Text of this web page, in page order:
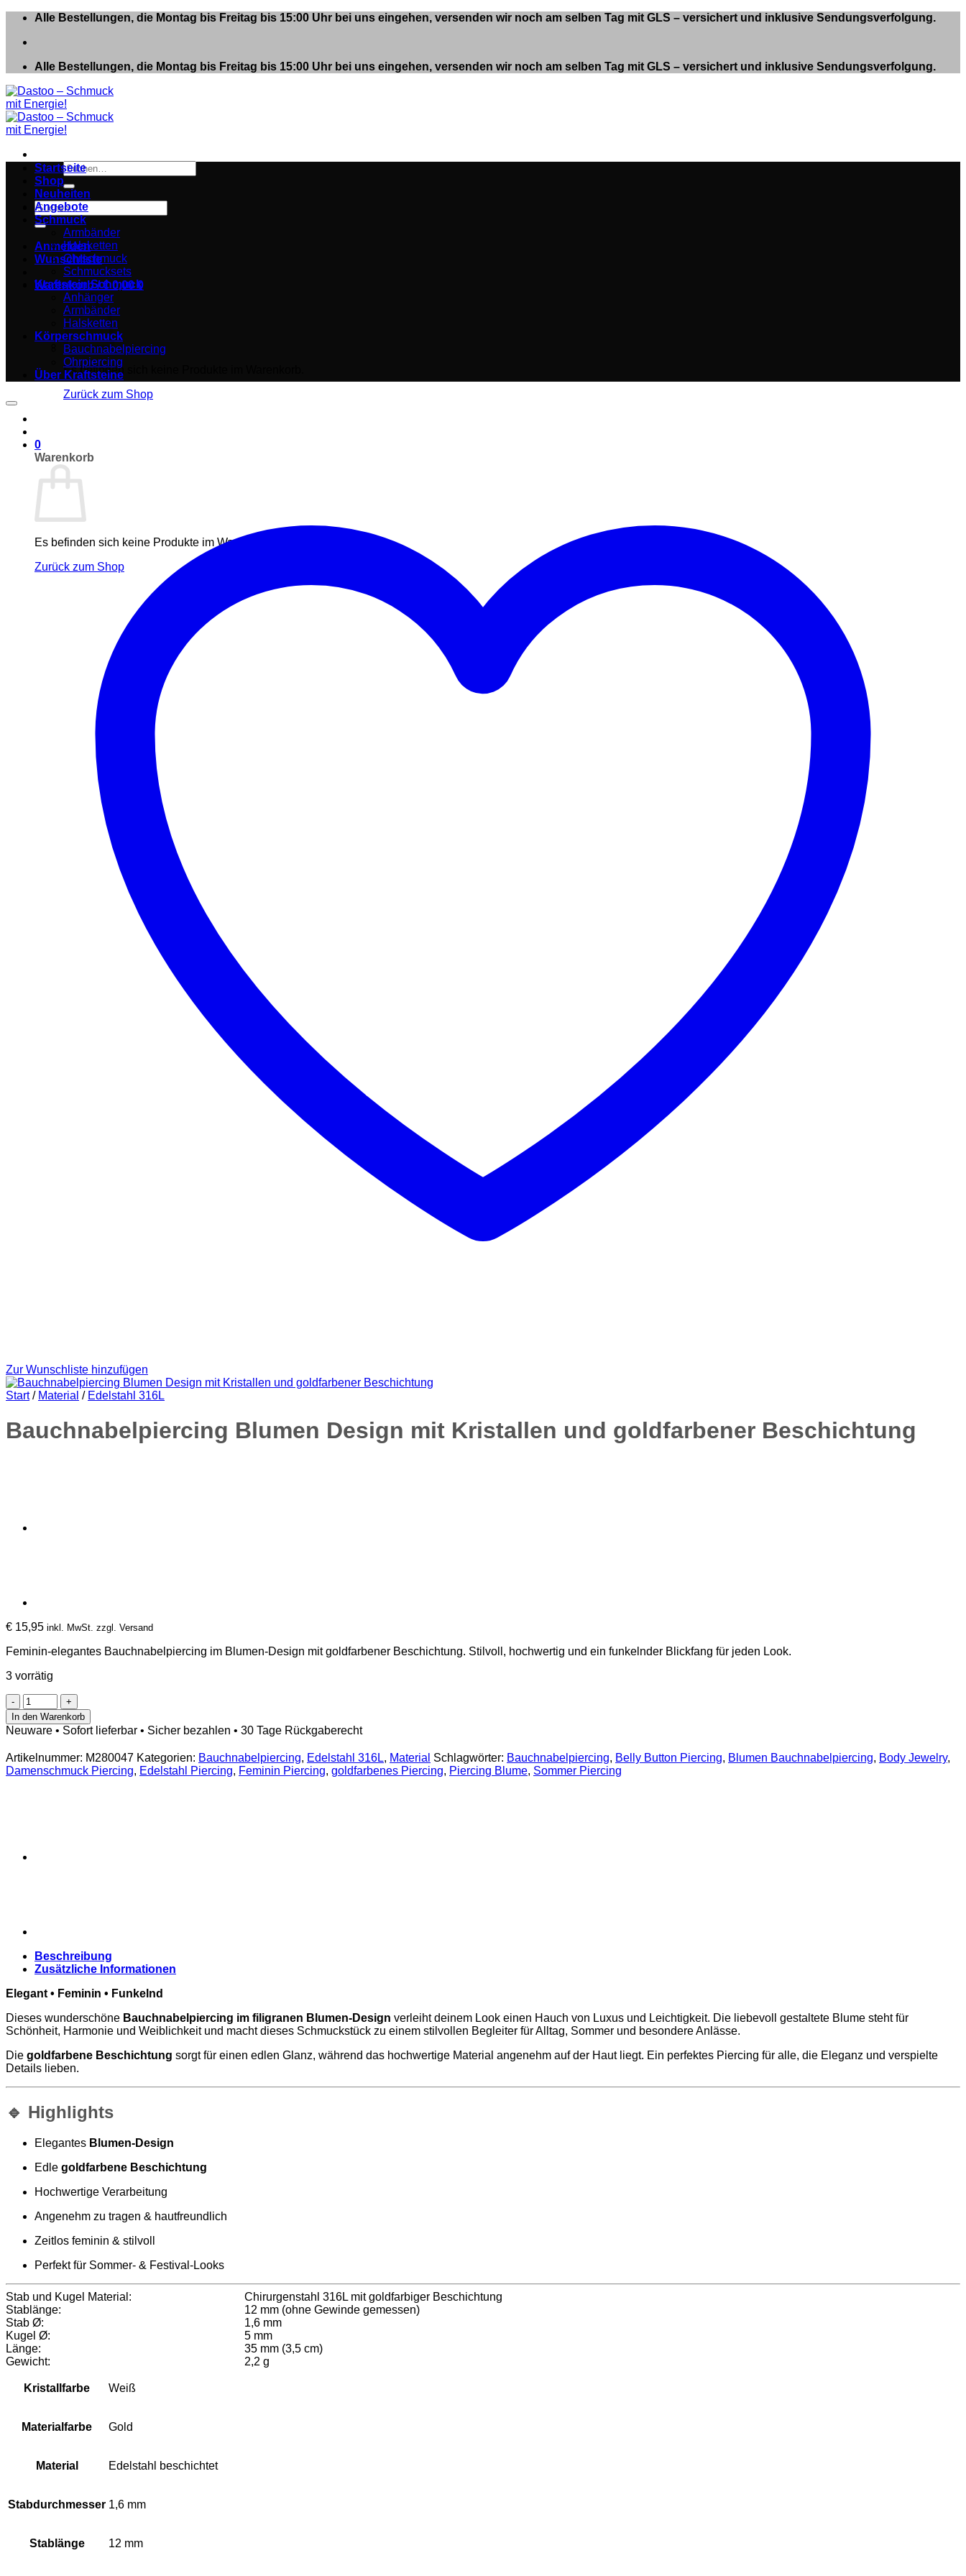
Zum
springen
Alle Bestellungen, die Montag bis Freitag bis 15:00 Uhr bei uns eingehen, versenden wir noch am selben Tag mit GLS – versichert und inklusive Sendungsverfolgung.
Alle Bestellungen, die Montag bis Freitag bis 15:00 Uhr bei uns eingehen, versenden wir noch am selben Tag mit GLS – versichert und inklusive Sendungsverfolgung.
Suchen
nach:
Suchen
nach:
Anmelden
Wunschliste
Warenkorb /€0,00 0
Es befinden sich keine Produkte im Warenkorb.
Zurück zum Shop
0
Warenkorb
Es befinden sich keine Produkte im Warenkorb.
Zurück zum Shop
Startseite
Shop
Neuheiten
Angebote
Schmuck
Armbänder
Halsketten
Ohrschmuck
Schmucksets
Kraftstein Schmuck
Anhänger
Armbänder
Halsketten
Körperschmuck
Bauchnabelpiercing
Ohrpiercing
Über Kraftsteine
Zur Wunschliste hinzufügen
Start / Material / Edelstahl 316L
Bauchnabelpiercing Blumen Design mit Kristallen und goldfarbener Beschichtung
€ 15,95 inkl. MwSt. zzgl. Versand
Feminin-elegantes Bauchnabelpiercing im Blumen-Design mit goldfarbener Beschichtung. Stilvoll, hochwertig und ein funkelnder Blickfang für jeden Look.
3 vorrätig
Bauchnabelpiercing
Blumen
Design
mit
Kristallen
und
goldfarbener
In den Warenkorb
Neuware • Sofort lieferbar • Sicher bezahlen • 30 Tage Rückgaberecht
Artikelnummer: M280047 Kategorien: Bauchnabelpiercing, Edelstahl 316L, Material Schlagwörter: Bauchnabelpiercing, Belly Button Piercing, Blumen Bauchnabelpiercing, Body Jewelry,
Damenschmuck Piercing, Edelstahl Piercing, Feminin Piercing, goldfarbenes Piercing, Piercing Blume, Sommer Piercing
Beschreibung
Zusätzliche Informationen
Elegant • Feminin • Funkelnd
Dieses wunderschöne Bauchnabelpiercing im filigranen Blumen-Design verleiht deinem Look einen Hauch von Luxus und Leichtigkeit. Die liebevoll gestaltete Blume steht für
Schönheit, Harmonie und Weiblichkeit und macht dieses Schmuckstück zu einem stilvollen Begleiter für Alltag, Sommer und besondere Anlässe.
Die goldfarbene Beschichtung sorgt für einen edlen Glanz, während das hochwertige Material angenehm auf der Haut liegt. Ein perfektes Piercing für alle, die Eleganz und verspielte
Details lieben.
🔹 Highlights
Elegantes Blumen-Design
Edle goldfarbene Beschichtung
Hochwertige Verarbeitung
Angenehm zu tragen & hautfreundlich
Zeitlos feminin & stilvoll
Perfekt für Sommer- & Festival-Looks
Stab und Kugel Material:
Chirurgenstahl 316L mit goldfarbiger Beschichtung
Stablänge:
12 mm (ohne Gewinde gemessen)
Stab Ø:
1,6 mm
Kugel Ø:
5 mm
Länge:
35 mm (3,5 cm)
Gewicht:
2,2 g
Kristallfarbe Weiß
Materialfarbe Gold
Material Edelstahl beschichtet
Stabdurchmesser 1,6 mm
Stablänge 12 mm